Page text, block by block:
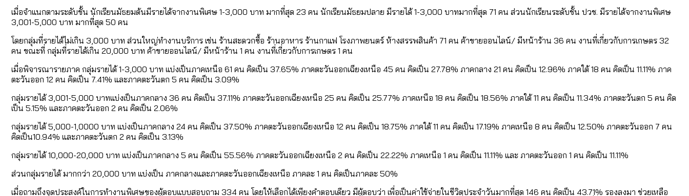
เมื่อจำแนกตามระดับชั้น นักเรียนมัธยมต้นมีรายได้จากงานพิเศษ 1-3,000 บาท มากที่สุด 23 คน นักเรียนมัธยมปลาย มีรายได้ 1-3,000 บาทมากที่สุด 71 คน ส่วนนักเรียนระดับชั้น ปวช. มีรายได้จากงานพิเศษ
3,001-5,000 บาท มากที่สุด 50 คน
โดยกลุ่มที่รายได้ไม่เกิน 3,000 บาท ส่วนใหญ่ทำงานบริการ เช่น ร้านสะดวกซื้อ ร้านอาหาร ร้านกาแฟ โรงภาพยนตร์ ห้างสรรพสินค้า 71 คน ค้าขายออนไลน์/ มีหน้าร้าน 36 คน งานที่เกี่ยวกับการเกษตร 32
คน ขณะที่ กลุ่มที่รายได้เกิน 20,000 บาท ค้าขายออนไลน์/ มีหน้าร้าน 1 คน งานที่เกี่ยวกับการเกษตร 1 คน
เมื่อพิจารณารายภาค กลุ่มรายได้ 1-3,000 บาท แบ่งเป็นภาคเหนือ 61 คน คิดเป็น 37.65% ภาคตะวันออกเฉียงเหนือ 45 คน คิดเป็น 27.78% ภาคกลาง 21 คน คิดเป็น 12.96% ภาคใต้ 18 คน คิดเป็น 11.11% ภาค
ตะวันออก 12 คน คิดเป็น 7.41% และภาคตะวันตก 5 คน คิดเป็น 3.09%
กลุ่มรายได้ 3,001-5,000 บาทแบ่งเป็นภาคกลาง 36 คน คิดเป็น 37.11% ภาคตะวันออกเฉียงเหนือ 25 คน คิดเป็น 25.77% ภาคเหนือ 18 คน คิดเป็น 18.56% ภาคใต้ 11 คน คิดเป็น 11.34% ภาคตะวันตก 5 คน คิด
เป็น 5.15% และภาคตะวันออก 2 คน คิดเป็น 2.06%
กลุ่มรายได้ 5,000-1,0000 บาท แบ่งเป็นภาคกลาง 24 คน คิดเป็น 37.50% ภาคตะวันออกเฉียงเหนือ 12 คน คิดเป็น 18.75% ภาคใต้ 11 คน คิดเป็น 17.19% ภาคเหนือ 8 คน คิดเป็น 12.50% ภาคตะวันออก 7 คน
คิดเป็น10.94% และภาคตะวันตก 2 คน คิดเป็น 3.13%
กลุ่มรายได้ 10,000-20,000 บาท แบ่งเป็นภาคกลาง 5 คน คิดเป็น 55.56% ภาคตะวันออกเฉียงเหนือ 2 คน คิดเป็น 22.22% ภาคเหนือ 1 คน คิดเป็น 11.11% และ ภาคตะวันออก 1 คน คิดเป็น 11.11%
ส่วนกลุ่มรายได้ มากกว่า 20,000 บาท แบ่งเป็น ภาคกลางและภาคตะวันออกเฉียงเหนือ ภาคละ 1 คน คิดเป็นภาคละ 50%
เมื่อถามถึงจุดประสงค์ในการทำงานพิเศษของผู้ตอบแบบสอบถาม 334 คน โดยให้เลือกได้เพียงคำตอบเดียว มีผู้ตอบว่า เพื่อเป็นค่าใช้จ่ายในชีวิตประจำวันมากที่สุด 146 คน คิดเป็น 43.71% รองลงมา ช่วยเหลือ